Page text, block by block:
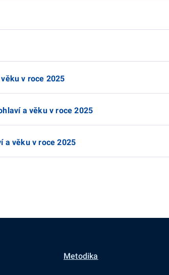
v roce 2025
a věku v roce 2025
a věku v roce 2025
Metodika